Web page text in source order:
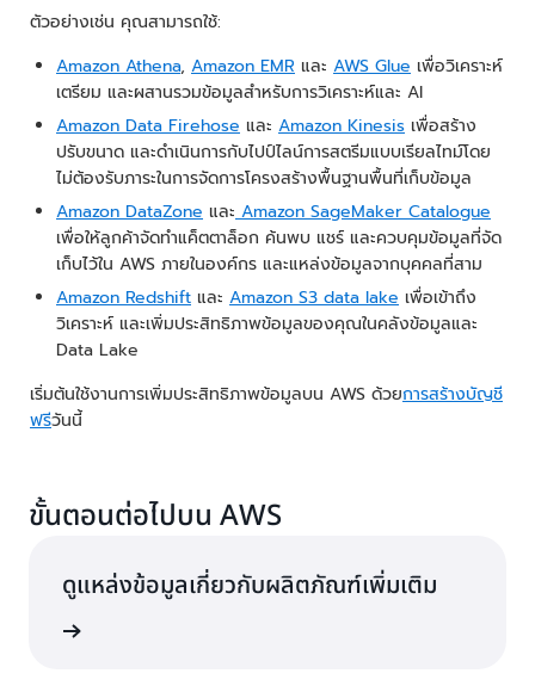
ตัวอย่างเช่น คุณสามารถใช้:
Amazon Athena, Amazon EMR และ AWS Glue เพื่อวิเคราะห์
เตรียม และผสานรวมข้อมูลสำหรับการวิเคราะห์และ AI
Amazon Data Firehose และ Amazon Kinesis เพื่อสร้าง
ปรับขนาด และดำเนินการกับไปป์ไลน์การสตรีมแบบเรียลไทม์โดย
ไม่ต้องรับภาระในการจัดการโครงสร้างพื้นฐานพื้นที่เก็บข้อมูล
Amazon DataZone และ Amazon SageMaker Catalogue
เพื่อให้ลูกค้าจัดทำแค็ตตาล็อก ค้นพบ แชร์ และควบคุมข้อมูลที่จัด
เก็บไว้ใน AWS ภายในองค์กร และแหล่งข้อมูลจากบุคคลที่สาม
Amazon Redshift และ Amazon S3 data lake เพื่อเข้าถึง
วิเคราะห์ และเพิ่มประสิทธิภาพข้อมูลของคุณในคลังข้อมูลและ
Data Lake
เริ่มต้นใช้งานการเพิ่มประสิทธิภาพข้อมูลบน AWS ด้วยการสร้างบัญชี
ฟรีวันนี้
ขั้นตอนต่อไปบน AWS
ดูแหล่งข้อมูลเกี่ยวกับผลิตภัณฑ์เพิ่มเติม